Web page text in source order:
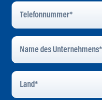
Telefonnummer
Name
Des
Unternehmens
Land